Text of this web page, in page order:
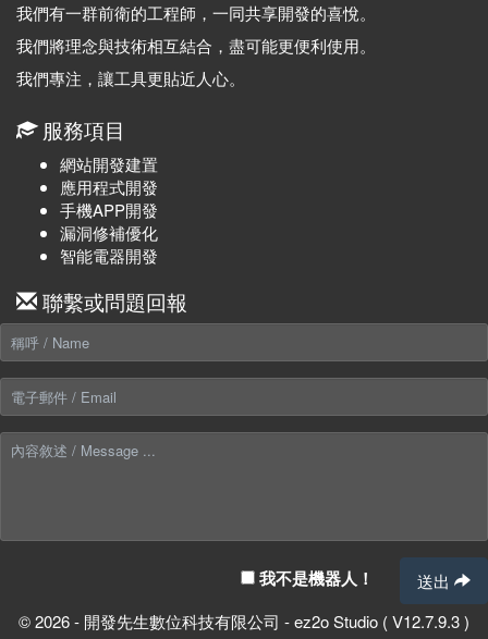
我們有一群前衛的工程師，一同共享開發的喜悅。
我們將理念與技術相互結合，盡可能更便利使用。
我們專注，讓工具更貼近人心。
服務項目
網站開發建置
應用程式開發
手機APP開發
漏洞修補優化
智能電器開發
聯繫或問題回報
我不是機器人！
送出
© 2026 - 開發先生數位科技有限公司 - ez2o Studio ( V12.7.9.3 )